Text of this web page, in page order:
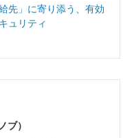
先」に寄り添う、有効
ュリティ
ブ）